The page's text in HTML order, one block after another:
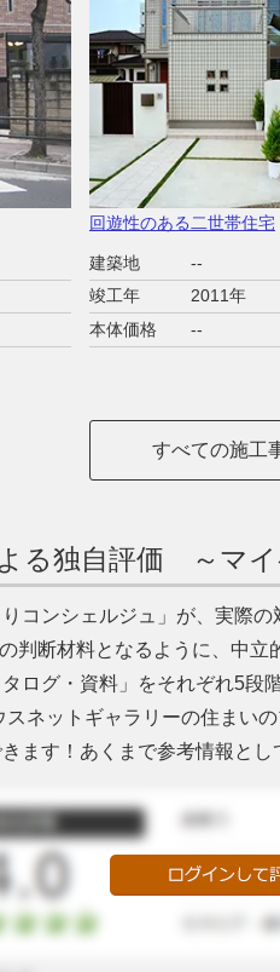
回遊性のある二世帯住宅
建築地
--
竣工年
2011年
本体価格
--
すべての施工
る独自評価 ～マイ
コンシェルジュ」が、実際
判断材料となるように、中
ログ・資料」をそれぞれ5段
ネットギャラリーの住まい
ます！あくまで参考情報と